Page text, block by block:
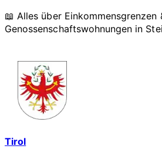
📖 Alles über Einkommensgrenzen
Genossenschaftswohnungen in
Tirol